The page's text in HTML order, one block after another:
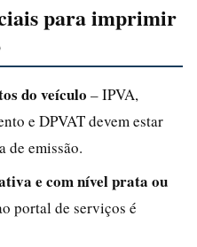
para imprimir
do veículo – IPVA,
e DPVAT devem estar
de emissão.
e com nível prata ou
portal de serviços é